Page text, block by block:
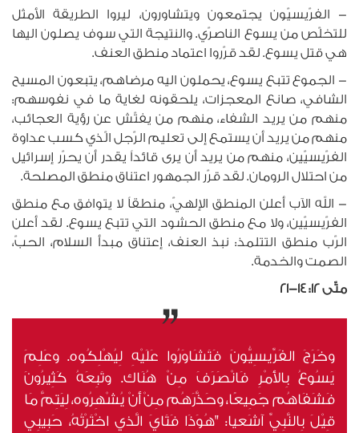
- الفرّيسيّون يجتمعون ويتشاورون، ليروا الطريقة الأمثل
للتخلّص من يسوع الناصرّي. والنتيجة التي سوف يصلون اليها
هي قتل يسوع. لقد قرّروا اعتماد منطق العنف.
- الجموع تتبع يسوع، يحملون اليه مرضاهم، يتبعون المسيح
الشافي، صانع المعجزات، يلحقونه لغاية ما في نفوسهم:
منهم من يريد الشفاء، منهم من يفتّش عن رؤية العجائب،
منهم من يريد أن يستمع إلى تعليم الرّجل الّذي كسب عداوة
الفرّيسيّين، منهم من يريد أن يرى قائداً يقدر أن يحرّر إسرائيل
من احتلال الرومان. لقد قرّر الجمهور اعتناق منطق المصلحة.
- الله الآب أعلن المنطق الإلهيّ، منطقاً لا يتوافق مع منطق
الفرّيسيّين، ولا مع منطق الحشود التي تتبع يسوع. لقد أعلن
الرّب منطق التتلمذ: نبذ العنف، إعتناق مبدأ السلام، الحبّ،
الصمت والخدمة.
متّى 12: 14-21
وخَرَجَ الفَرِّيسِيُّونَ فَتَشَاوَرُوا عَلَيْهِ لِيُهْلِكُوه. وعَلِمَ
يَسُوعُ بِالأَمْرِ فَانْصَرَفَ مِنْ هُنَاك. وتَبِعَهُ كَثِيرُونَ
فَشَفَاهُم جَمِيعًا، وحَذَّرَهُم مِنْ أَنْ يُشْهِرُوه، لِيَتِمَّ مَا
قِيْلَ بِالنَّبِيِّ آشَعيا: "هُوَذَا فَتَايَ الَّذي اخْتَرْتُهُ، حَبِيبِي